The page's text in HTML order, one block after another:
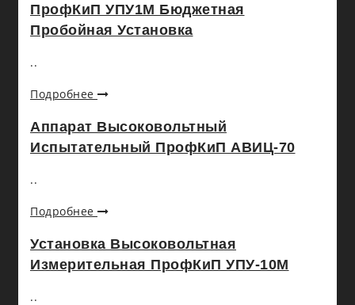
ПрофКиП УПУ1М Бюджетная
Пробойная Установка
..
Подробнее
Аппарат Высоковольтный
Испытательный ПрофКиП АВИЦ-70
..
Подробнее
Установка Высоковольтная
Измерительная ПрофКиП УПУ-10М
..